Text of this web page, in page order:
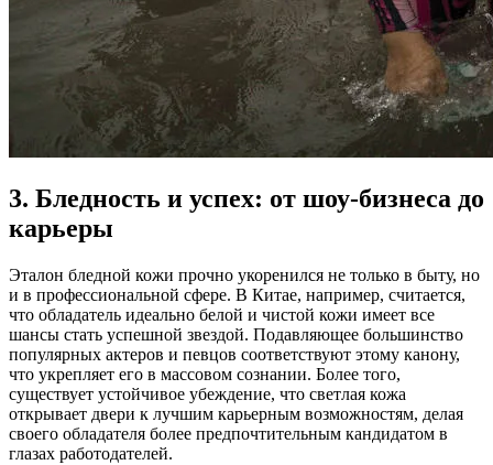
3. Бледность и успех: от шоу-бизнеса до
карьеры
Эталон бледной кожи прочно укоренился не только в быту, но
и в профессиональной сфере. В Китае, например, считается,
что обладатель идеально белой и чистой кожи имеет все
шансы стать успешной звездой. Подавляющее большинство
популярных актеров и певцов соответствуют этому канону,
что укрепляет его в массовом сознании. Более того,
существует устойчивое убеждение, что светлая кожа
открывает двери к лучшим карьерным возможностям, делая
своего обладателя более предпочтительным кандидатом в
глазах работодателей.